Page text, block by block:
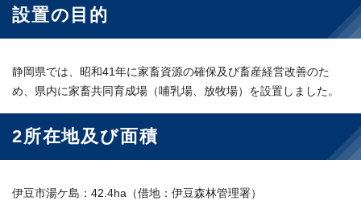
設置の目的
静岡県では、昭和41年に家畜資源の確保及び畜産経営改善のた
め、県内に家畜共同育成場（哺乳場、放牧場）を設置しました。
2所在地及び面積
伊豆市湯ケ島：42.4ha（借地：伊豆森林管理署）